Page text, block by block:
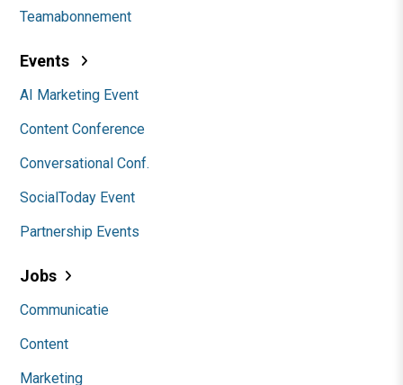
Teamabonnement
Events
AI Marketing Event
Content Conference
Conversational Conf.
SocialToday Event
Partnership Events
Jobs
Communicatie
Content
Marketing